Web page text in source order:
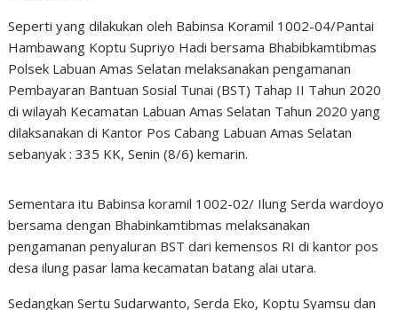
Seperti yang dilakukan oleh Babinsa Koramil 1002-04/Pantai
Hambawang Koptu Supriyo Hadi bersama Bhabibkamtibmas
Polsek Labuan Amas Selatan melaksanakan pengamanan
Pembayaran Bantuan Sosial Tunai (BST) Tahap II Tahun 2020
di wilayah Kecamatan Labuan Amas Selatan Tahun 2020 yang
dilaksanakan di Kantor Pos Cabang Labuan Amas Selatan
sebanyak : 335 KK, Senin (8/6) kemarin.
Sementara itu Babinsa koramil 1002-02/ Ilung Serda wardoyo
bersama dengan Bhabinkamtibmas melaksanakan
pengamanan penyaluran BST dari kemensos RI di kantor pos
desa ilung pasar lama kecamatan batang alai utara.
Sedangkan Sertu Sudarwanto, Serda Eko, Koptu Syamsu dan